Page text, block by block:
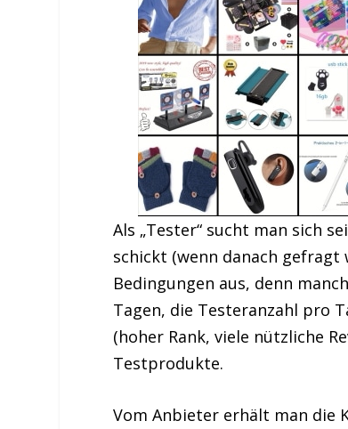
Als „Tester“ sucht man sich
schickt (wenn danach gefragt
Bedingungen aus, denn
Tagen, die Testeranzahl pro
(hoher Rank, viele nützliche
Testprodukte.
Vom Anbieter erhält man die